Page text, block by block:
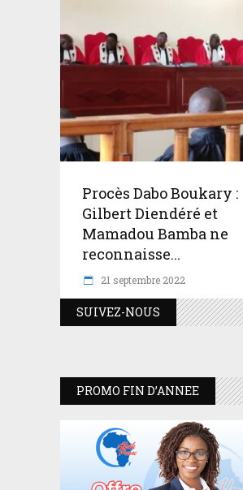
Procès Dabo Boukary :
Gilbert Diendéré et
Mamadou Bamba ne
reconnaisse...
21 septembre 2022
SUIVEZ-NOUS
PROMO FIN D’ANNEE